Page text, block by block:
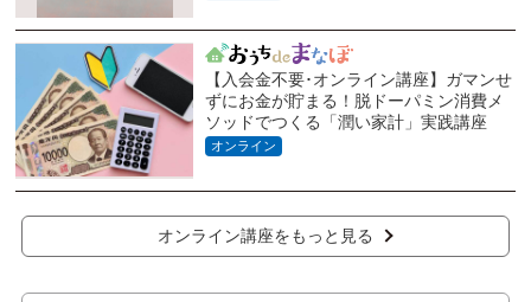
【入会金不要･オンライン講座】ガマンせ
ずにお金が貯まる！脱ドーパミン消費メ
ソッドでつくる「潤い家計」実践講座
オンライン
オンライン講座をもっと見る